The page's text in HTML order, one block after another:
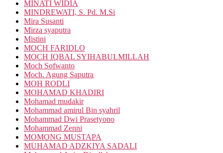
MINATI WIDIA
MINDREWATI, S. Pd. M.Si
Mira Susanti
Mirza syaputra
Mistini
MOCH FARIDLO
MOCH IQBAL SYIHABULMILLAH
Moch Sofwanto
Moch. Agung Saputra
MOH RODLI
MOHAMAD KHADIRI
Mohamad mudakir
Mohammad amirul Bin syahril
Mohammad Dwi Prasetyono
Mohammad Zenni
MOMONG MUSTAPA
MUHAMAD ADZKIYA SADALI